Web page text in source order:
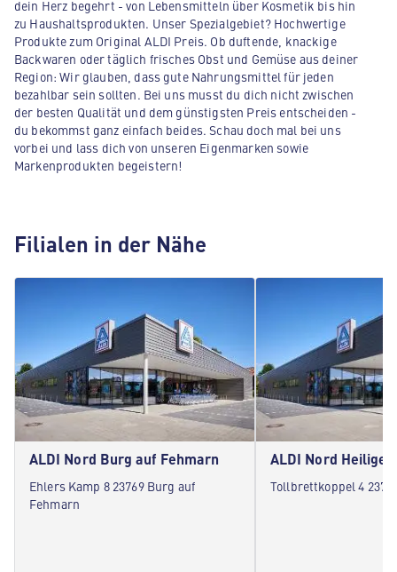
dein Herz begehrt - von Lebensmitteln über Kosmetik bis hin
zu Haushaltsprodukten. Unser Spezialgebiet? Hochwertige
Produkte zum Original ALDI Preis. Ob duftende, knackige
Backwaren oder täglich frisches Obst und Gemüse aus deiner
Region: Wir glauben, dass gute Nahrungsmittel für jeden
bezahlbar sein sollten. Bei uns musst du dich nicht zwischen
der besten Qualität und dem günstigsten Preis entscheiden -
du bekommst ganz einfach beides. Schau doch mal bei uns
vorbei und lass dich von unseren Eigenmarken sowie
Markenprodukten begeistern!
Filialen in der Nähe
ALDI Nord Burg auf Fehmarn
Ehlers Kamp 8 23769 Burg auf
Fehmarn
ALDI Nord
Tollbrettkoppel 4